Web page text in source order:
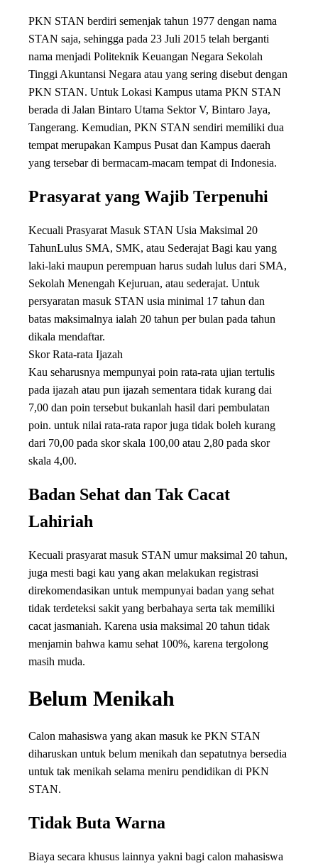
PKN STAN berdiri semenjak tahun 1977 dengan nama
STAN saja, sehingga pada 23 Juli 2015 telah berganti
nama menjadi Politeknik Keuangan Negara Sekolah
Tinggi Akuntansi Negara atau yang sering disebut dengan
PKN STAN. Untuk Lokasi Kampus utama PKN STAN
berada di Jalan Bintaro Utama Sektor V, Bintaro Jaya,
Tangerang. Kemudian, PKN STAN sendiri memiliki dua
tempat merupakan Kampus Pusat dan Kampus daerah
yang tersebar di bermacam-macam tempat di Indonesia.
Prasyarat yang Wajib Terpenuhi
Kecuali Prasyarat Masuk STAN Usia Maksimal 20
TahunLulus SMA, SMK, atau Sederajat Bagi kau yang
laki-laki maupun perempuan harus sudah lulus dari SMA,
Sekolah Menengah Kejuruan, atau sederajat. Untuk
persyaratan masuk STAN usia minimal 17 tahun dan
batas maksimalnya ialah 20 tahun per bulan pada tahun
dikala mendaftar.
Skor Rata-rata Ijazah
Kau seharusnya mempunyai poin rata-rata ujian tertulis
pada ijazah atau pun ijazah sementara tidak kurang dai
7,00 dan poin tersebut bukanlah hasil dari pembulatan
poin. untuk nilai rata-rata rapor juga tidak boleh kurang
dari 70,00 pada skor skala 100,00 atau 2,80 pada skor
skala 4,00.
Badan Sehat dan Tak Cacat
Lahiriah
Kecuali prasyarat masuk STAN umur maksimal 20 tahun,
juga mesti bagi kau yang akan melakukan registrasi
direkomendasikan untuk mempunyai badan yang sehat
tidak terdeteksi sakit yang berbahaya serta tak memiliki
cacat jasmaniah. Karena usia maksimal 20 tahun tidak
menjamin bahwa kamu sehat 100%, karena tergolong
masih muda.
Belum Menikah
Calon mahasiswa yang akan masuk ke PKN STAN
diharuskan untuk belum menikah dan sepatutnya bersedia
untuk tak menikah selama meniru pendidikan di PKN
STAN.
Tidak Buta Warna
Biaya secara khusus lainnya yakni bagi calon mahasiswa